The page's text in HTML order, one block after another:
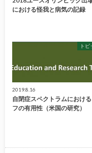
における怪我と病気の記録
トピ
2019.8.16
自閉症スペクトラムにおけ
フの有用性（米国の研究）